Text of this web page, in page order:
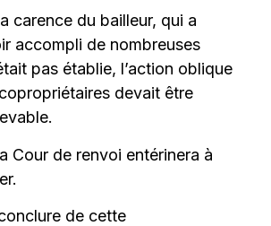
carence du bailleur, qui a
accompli de nombreuses
pas établie, l’action oblique
devait être
Cour de renvoi entérinera à
de cette